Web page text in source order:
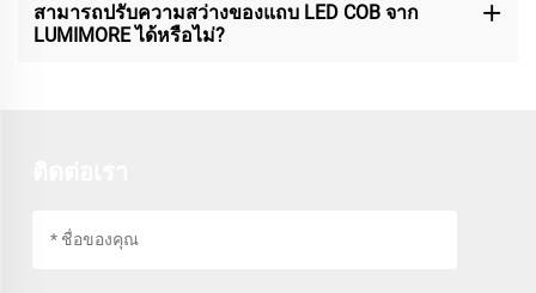
สามารถปรับความสว่างของแถบ LED COB จาก
LUMIMORE ได้หรือไม่?